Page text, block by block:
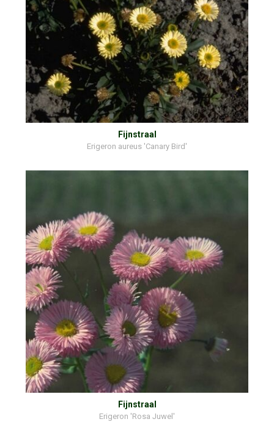
Fijnstraal
Erigeron aureus 'Canary Bird'
Fijnstraal
Erigeron 'Rosa Juwel'